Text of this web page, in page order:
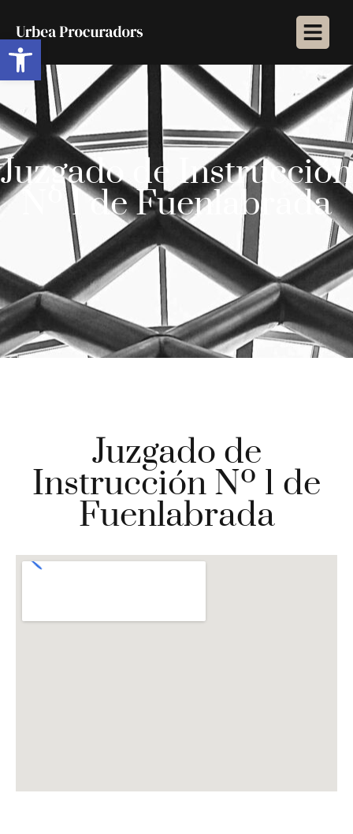
Abrir barra de herramientas
Juzgado de Instrucción
Nº 1 de Fuenlabrada
Juzgado de
Instrucción Nº 1 de
Fuenlabrada